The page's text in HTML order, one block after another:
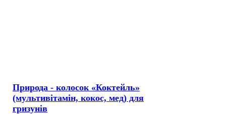
Природа - колосок «Коктейль»
(мультивітамін, кокос, мед) для
гризунів